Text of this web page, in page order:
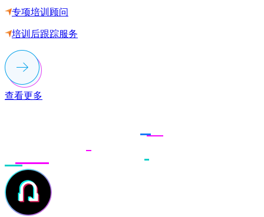
专项培训顾问
培训后跟踪服务
查看更多